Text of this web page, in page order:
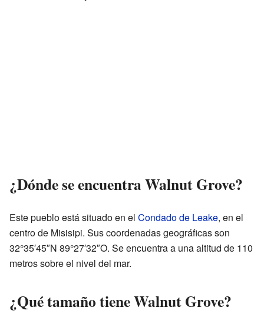
¿Dónde se encuentra Walnut Grove?
Este pueblo está situado en el Condado de Leake, en el
centro de Misisipi. Sus coordenadas geográficas son
32°35′45″N 89°27′32″O. Se encuentra a una altitud de 110
metros sobre el nivel del mar.
¿Qué tamaño tiene Walnut Grove?